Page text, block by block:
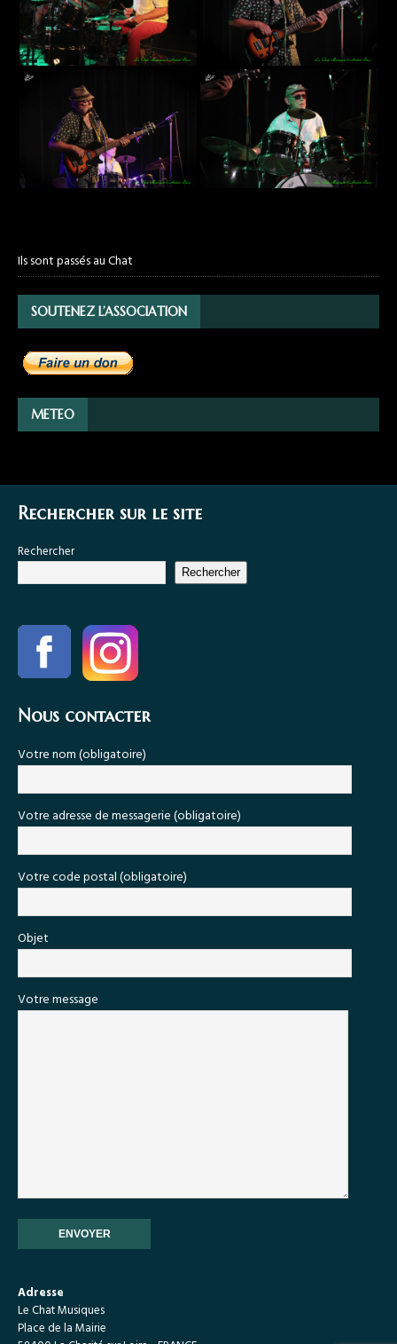
Ils sont passés au Chat
SOUTENEZ L’ASSOCIATION
METEO
Rechercher sur le site
Rechercher
Rechercher
Nous contacter
Votre nom (obligatoire)
Votre adresse de messagerie (obligatoire)
Votre code postal (obligatoire)
Objet
Votre message
Adresse
Le Chat Musiques
Place de la Mairie